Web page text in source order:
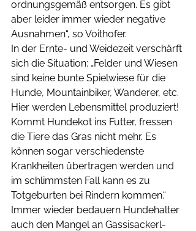
ordnungsgemäß entsorgen. Es gibt
aber leider immer wieder negative
Ausnahmen“, so Voithofer.
In der Ernte- und Weidezeit verschärft
sich die Situation: „Felder und Wiesen
sind keine bunte Spielwiese für die
Hunde, Mountainbiker, Wanderer, etc.
Hier werden Lebensmittel produziert!
Kommt Hundekot ins Futter, fressen
die Tiere das Gras nicht mehr. Es
können sogar verschiedenste
Krankheiten übertragen werden und
im schlimmsten Fall kann es zu
Totgeburten bei Rindern kommen.“
Immer wieder bedauern Hundehalter
auch den Mangel an Gassisackerl-